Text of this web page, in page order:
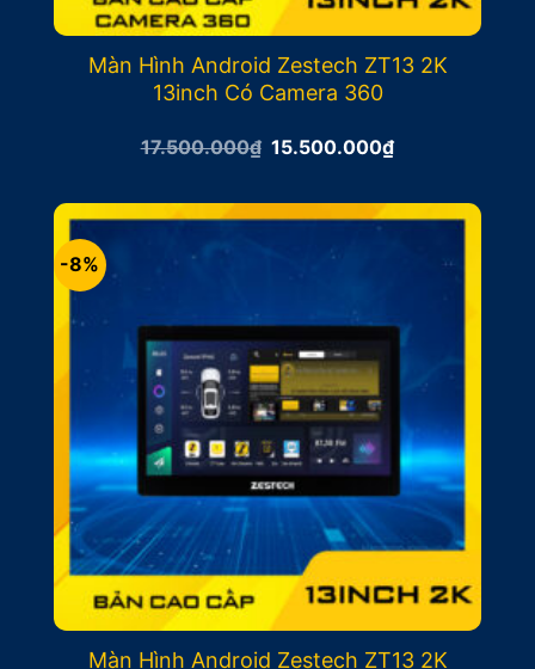
Màn Hình Android Zestech ZT13 2K
13inch Có Camera 360
17.500.000₫ Giá
17.500.000₫.
15.500.000₫Giá
là:
15.500.000₫.
-8%
Màn Hình Android Zestech ZT13 2K